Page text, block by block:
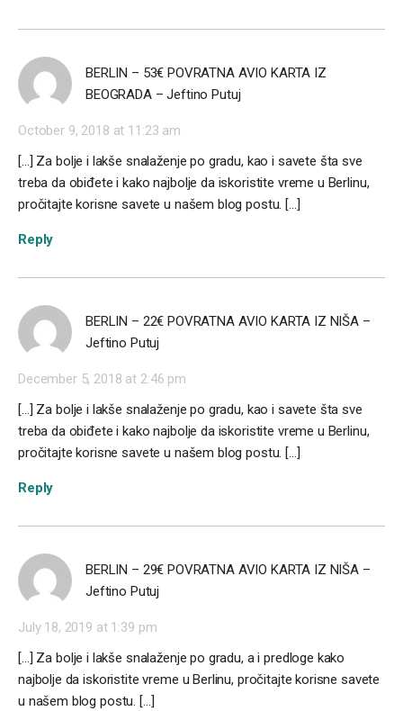
BERLIN – 53€ POVRATNA AVIO KARTA IZ
BEOGRADA – Jeftino Putuj
October 9, 2018 at 11:23 am
[…] Za bolje i lakše snalaženje po gradu, kao i savete šta sve
treba da obiđete i kako najbolje da iskoristite vreme u Berlinu,
pročitajte korisne savete u našem blog postu. […]
Reply
BERLIN – 22€ POVRATNA AVIO KARTA IZ NIŠA –
Jeftino Putuj
December 5, 2018 at 2:46 pm
[…] Za bolje i lakše snalaženje po gradu, kao i savete šta sve
treba da obiđete i kako najbolje da iskoristite vreme u Berlinu,
pročitajte korisne savete u našem blog postu. […]
Reply
BERLIN – 29€ POVRATNA AVIO KARTA IZ NIŠA –
Jeftino Putuj
July 18, 2019 at 1:39 pm
[…] Za bolje i lakše snalaženje po gradu, a i predloge kako
najbolje da iskoristite vreme u Berlinu, pročitajte korisne savete
u našem blog postu. […]